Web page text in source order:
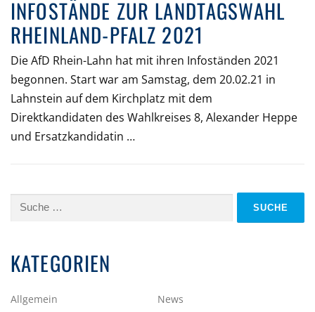
INFOSTÄNDE ZUR LANDTAGSWAHL
RHEINLAND-PFALZ 2021
Die AfD Rhein-Lahn hat mit ihren Infoständen 2021
begonnen. Start war am Samstag, dem 20.02.21 in
Lahnstein auf dem Kirchplatz mit dem
Direktkandidaten des Wahlkreises 8, Alexander Heppe
und Ersatzkandidatin …
Suche
KATEGORIEN
Allgemein
News